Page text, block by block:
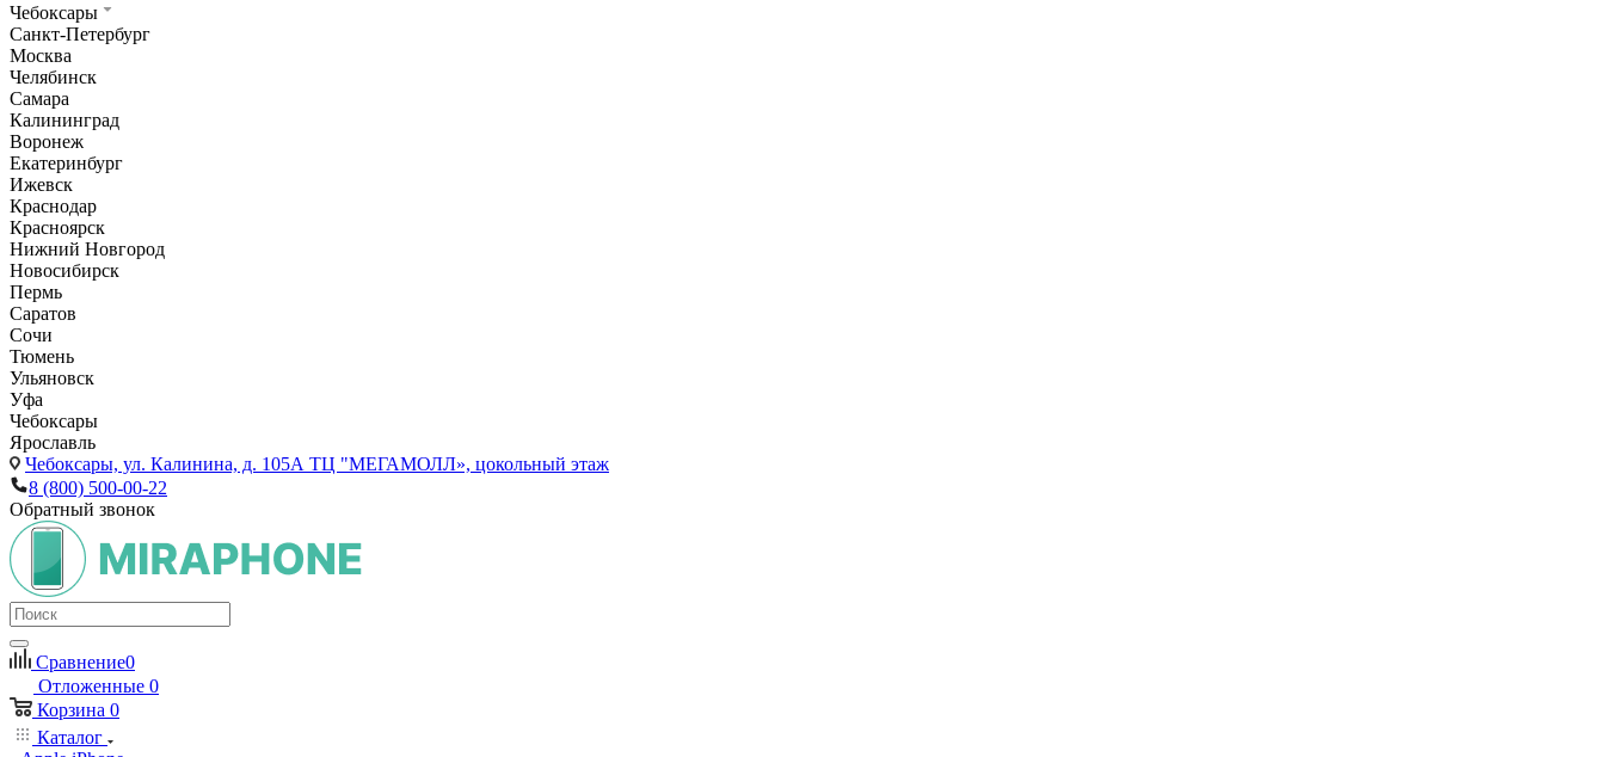
Чебоксары
Санкт-Петербург
Москва
Челябинск
Самара
Калининград
Воронеж
Екатеринбург
Ижевск
Краснодар
Красноярск
Нижний Новгород
Новосибирск
Пермь
Саратов
Сочи
Тюмень
Ульяновск
Уфа
Чебоксары
Ярославль
Чебоксары, ул. Калинина, д. 105А ТЦ "МЕГАМОЛЛ», цокольный этаж
8 (800) 500-00-22
Обратный звонок
Сравнение0
Отложенные 0
Корзина 0
Каталог